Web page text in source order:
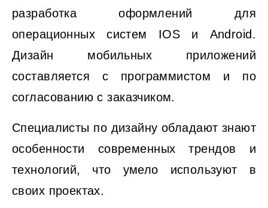
разработка оформлений для
операционных систем IOS и Android.
Дизайн мобильных приложений
составляется с программистом и по
согласованию с заказчиком.
Специалисты по дизайну обладают знают
особенности современных трендов и
технологий, что умело используют в
своих проектах.